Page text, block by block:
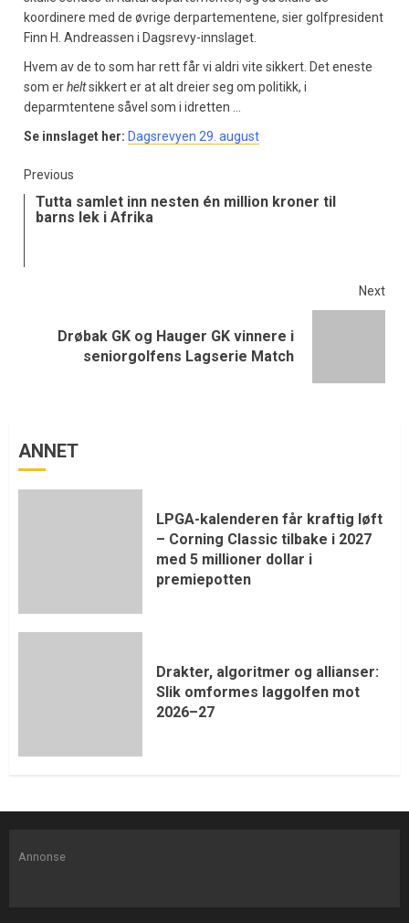
koordinere med de øvrige derpartementene, sier golfpresident
Finn H. Andreassen i Dagsrevy-innslaget.
Hvem av de to som har rett får vi aldri vite sikkert. Det eneste
som erheltsikkert er at alt dreier seg om politikk, i
deparmtentene såvel som i idretten …
Se innslaget her: Dagsrevyen 29. august
Previous
Tutta samlet inn nesten én million kroner til
barns lek i Afrika
Next
Drøbak GK og Hauger GK vinnere i
seniorgolfens Lagserie Match
ANNET
LPGA-kalenderen får kraftig løft
– Corning Classic tilbake i 2027
med 5 millioner dollar i
premiepotten
Drakter, algoritmer og allianser:
Slik omformes laggolfen mot
2026–27
Annonse